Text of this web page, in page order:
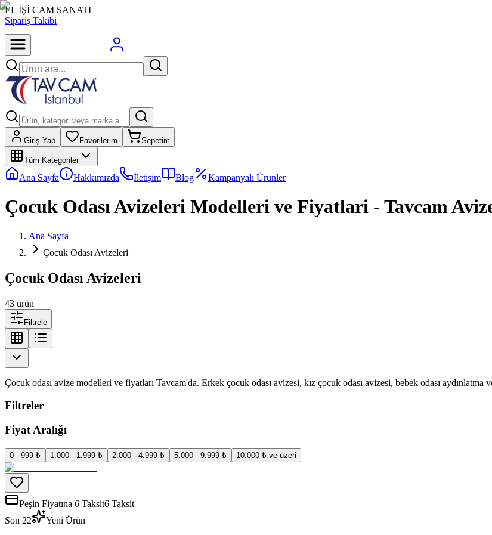
EL İŞİ CAM SANATI
Sipariş Takibi
Giriş Yap Favorilerim Sepetim
Tüm Kategoriler
Ana Sayfa Hakkımızda İletişim Blog Kampanyalı Ürünler
Çocuk Odası Avizeleri Modelleri ve Fiyatlari - Tavcam
Ana Sayfa
Çocuk Odası Avizeleri
Çocuk Odası Avizeleri
43 ürün
Filtrele
Çocuk odası avize modelleri ve fiyatları Tavcam'da. Erkek çocuk odası avizesi, kız çocuk odası avizesi, bebek odası
Filtreler
Fiyat Aralığı
0 - 999 ₺ 1.000 - 1.999 ₺ 2.000 - 4.999 ₺ 5.000 - 9.999 ₺ 10.000 ₺ ve üzeri
Peşin Fiyatına 6 Taksit6 Taksit
Son 22 Yeni Ürün